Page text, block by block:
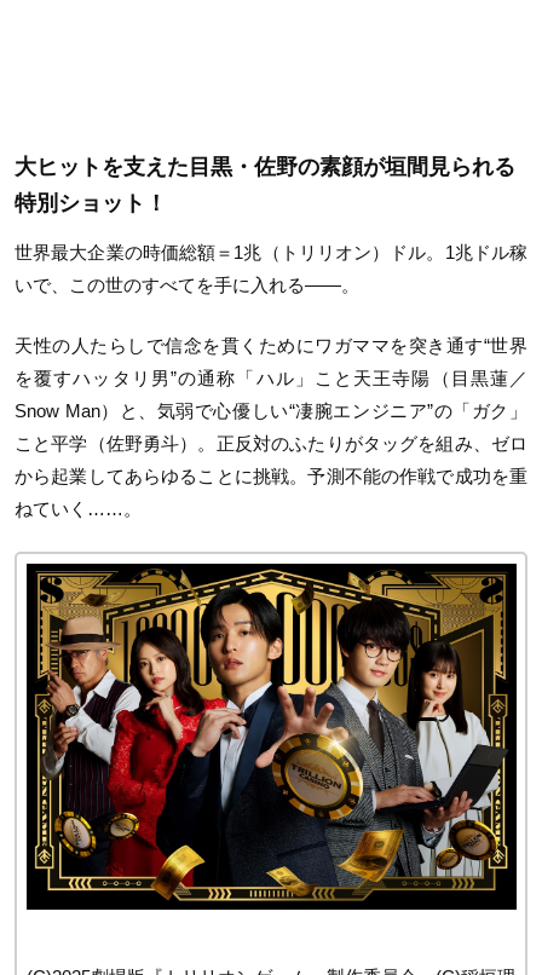
大ヒットを支えた目黒・佐野の素顔が垣間見られる
特別ショット！
世界最大企業の時価総額＝1兆（トリリオン）ドル。1兆ドル稼
いで、この世のすべてを手に入れる――。
天性の人たらしで信念を貫くためにワガママを突き通す“世界
を覆すハッタリ男”の通称「ハル」こと天王寺陽（目黒蓮／
Snow Man）と、気弱で心優しい“凄腕エンジニア”の「ガク」
こと平学（佐野勇斗）。正反対のふたりがタッグを組み、ゼロ
から起業してあらゆることに挑戦。予測不能の作戦で成功を重
ねていく……。